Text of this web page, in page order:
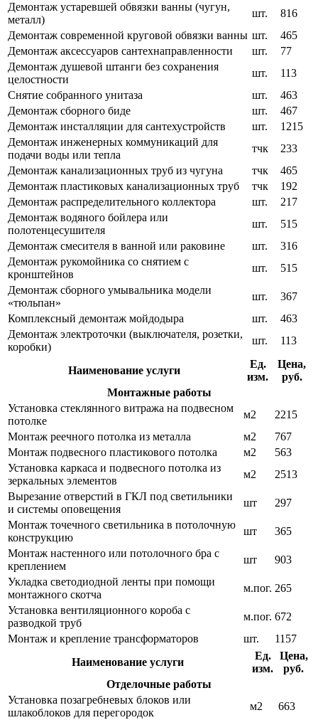
Демонтаж устаревшей обвязки ванны (чугун,
металл)
шт.
816
Демонтаж современной круговой обвязки ванны шт.
465
Демонтаж аксессуаров сантехнаправленности
шт.
77
Демонтаж душевой штанги без сохранения
целостности
шт.
113
Снятие собранного унитаза
шт.
463
Демонтаж сборного биде
шт.
467
Демонтаж инсталляции для сантехустройств
шт.
1215
Демонтаж инженерных коммуникаций для
подачи воды или тепла
тчк
233
Демонтаж канализационных труб из чугуна
тчк
465
Демонтаж пластиковых канализационных труб
тчк
192
Демонтаж распределительного коллектора
шт.
217
Демонтаж водяного бойлера или
полотенцесушителя
шт.
515
Демонтаж смесителя в ванной или раковине
шт.
316
Демонтаж рукомойника со снятием с
кронштейнов
шт.
515
Демонтаж сборного умывальника модели
«тюльпан»
шт.
367
Комплексный демонтаж мойдодыра
шт.
463
Демонтаж электроточки (выключателя, розетки,
коробки)
шт. 113
Наименование услуги
Ед.
изм.
Цена,
руб.
Монтажные работы
Установка стеклянного витража на подвесном
потолке
м2
2215
Монтаж реечного потолка из металла
м2
767
Монтаж подвесного пластикового потолка
м2
563
Установка каркаса и подвесного потолка из
зеркальных элементов
м2
2513
Вырезание отверстий в ГКЛ под светильники
и системы оповещения
шт
297
Монтаж точечного светильника в потолочную
конструкцию
шт
365
Монтаж настенного или потолочного бра с
креплением
шт
903
Укладка светодиодной ленты при помощи
монтажного скотча
м.пог. 265
Установка вентиляционного короба с
разводкой труб
м.пог. 672
Монтаж и крепление трансформаторов
шт.
1157
Наименование услуги
Ед.
изм.
Цена,
руб.
Отделочные работы
Установка позагребневых блоков или
шлакоблоков для перегородок
м2
663